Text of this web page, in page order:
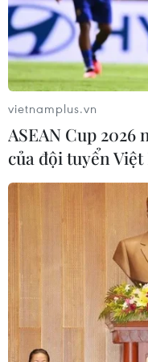
Viện kiểm sát truy tố
Bình về tội rửa tiền
đồng
03/08/2026 04:36
Ukraine tung đòn tập
hàng trăm UAV đánh
vào loạt tỉnh thành Nga
02/08/2026 15:54
vietnamplus.vn
ASEAN Cup
của đội tuyển